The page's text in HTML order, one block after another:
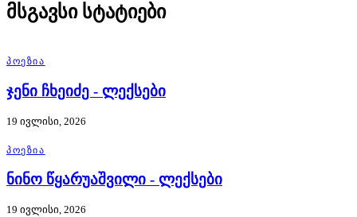
მსგავსი სტატიები
ᲞᲝᲔᲖᲘᲐ
ჯენი ჩხეიძე - ლექსები
19 ივლისი, 2026
ᲞᲝᲔᲖᲘᲐ
ნინო წყარუაშვილი - ლექსები
19 ივლისი, 2026